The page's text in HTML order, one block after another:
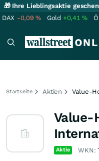
🎁 Ihre Lieblingsaktie
DAX -0,09% Gold +0,41%
Startseite Aktien Value-
Value-
Aktie WKN: